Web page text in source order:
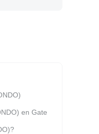
en Gate